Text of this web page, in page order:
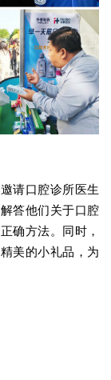
请口腔诊所医生
答他们关于口腔
确方法。同时，
美的小礼品，为